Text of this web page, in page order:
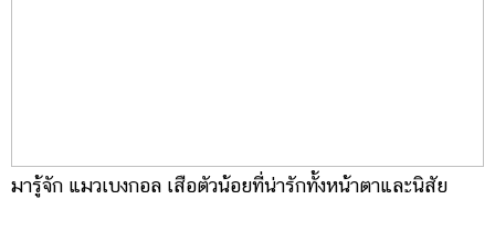
มารู้จัก แมวเบงกอล เสือตัวน้อยที่น่ารักทั้งหน้าตาและนิสัย